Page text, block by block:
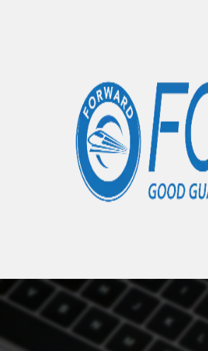
Accueil
Articles Xiaomi Mi 10 Lite 5G